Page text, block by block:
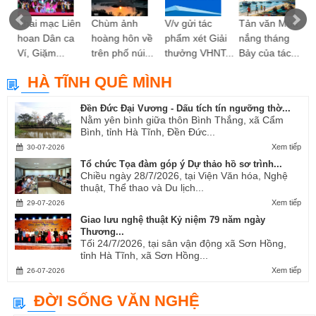
Khai mạc Liên
hoan Dân ca
Ví, Giặm...
Chùm ảnh
hoàng hôn về
trên phố núi...
V/v gửi tác
phẩm xét Giải
thưởng VHNT...
Tản văn Mùa
nắng tháng
Bảy của tác...
HÀ TĨNH QUÊ MÌNH
Đền Đức Đại Vương - Dấu tích tín ngưỡng thờ...
Nằm yên bình giữa thôn Bình Thắng, xã Cẩm
Bình, tỉnh Hà Tĩnh, Đền Đức...
Xem tiếp
30-07-2026
Tổ chức Tọa đàm góp ý Dự thảo hồ sơ trình...
Chiều ngày 28/7/2026, tại Viện Văn hóa, Nghệ
thuật, Thể thao và Du lịch...
Xem tiếp
29-07-2026
Giao lưu nghệ thuật Kỷ niệm 79 năm ngày
Thương...
Tối 24/7/2026, tại sân vận động xã Sơn Hồng,
tỉnh Hà Tĩnh, xã Sơn Hồng...
Xem tiếp
26-07-2026
ĐỜI SỐNG VĂN NGHỆ